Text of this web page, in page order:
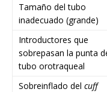
Tamaño del tubo
inadecuado (grande)
Introductores que
sobrepasan la punta
tubo orotraqueal
Sobreinflado del cuff